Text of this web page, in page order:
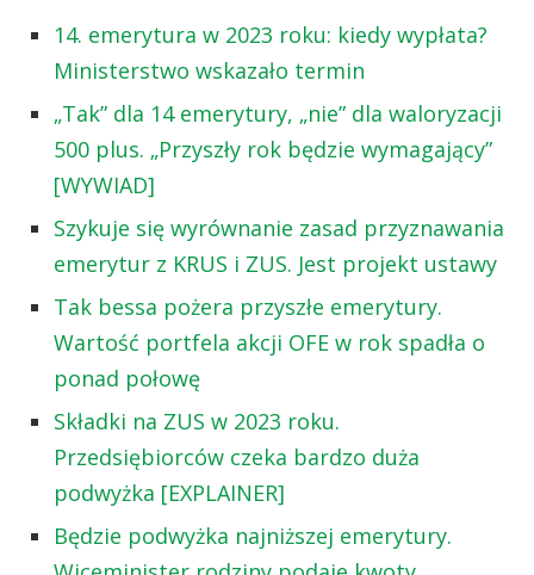
14. emerytura w 2023 roku: kiedy wypłata?
Ministerstwo wskazało termin
„Tak” dla 14 emerytury, „nie” dla waloryzacji
500 plus. „Przyszły rok będzie wymagający”
[WYWIAD]
Szykuje się wyrównanie zasad przyznawania
emerytur z KRUS i ZUS. Jest projekt ustawy
Tak bessa pożera przyszłe emerytury.
Wartość portfela akcji OFE w rok spadła o
ponad połowę
Składki na ZUS w 2023 roku.
Przedsiębiorców czeka bardzo duża
podwyżka [EXPLAINER]
Będzie podwyżka najniższej emerytury.